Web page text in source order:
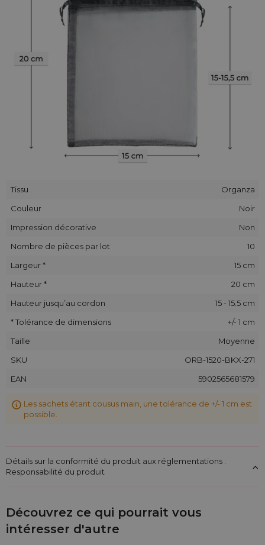
Tissu
Organza
Couleur
Noir
Impression décorative
Non
Nombre de pièces par lot
10
Largeur *
15 cm
Hauteur *
20 cm
Hauteur jusqu’au cordon
15 - 15.5 cm
* Tolérance de dimensions
+/- 1 cm
Taille
Moyenne
SKU
ORB-1520-BKX-271
EAN
5902565681579
Les sachets étant cousus main, une tolérance de +/- 1 cm est
possible.
Détails sur la conformité du produit aux réglementations :
Responsabilité du produit
Découvrez ce qui pourrait vous
intéresser d'autre